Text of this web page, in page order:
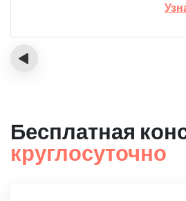
‹
Бесплатная
круглосуточно